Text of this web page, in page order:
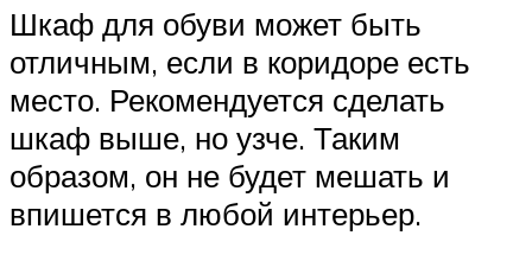
Шкаф для обуви может быть
отличным, если в коридоре есть
место. Рекомендуется сделать
шкаф выше, но узче. Таким
образом, он не будет мешать и
впишется в любой интерьер.